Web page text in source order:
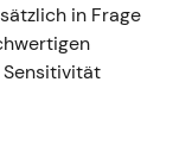
in Frage